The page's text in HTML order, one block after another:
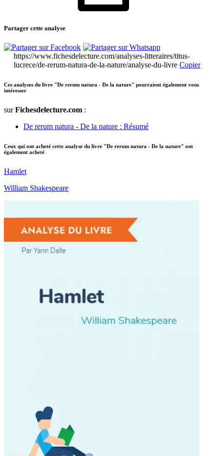
Partager cette analyse
https://www.fichesdelecture.com/analyses-litteraires/titus-
lucrece/de-rerum-natura-de-la-nature/analyse-du-livre Copier
Ces analyses du livre "De rerum natura - De la nature" pourraient également vous
intéresser
surFichesdelecture.com :
De rerum natura - De la nature : Résumé
Ceux qui ont acheté cette analyse du livre "De rerum natura - De la nature" ont
également acheté
Hamlet
William Shakespeare